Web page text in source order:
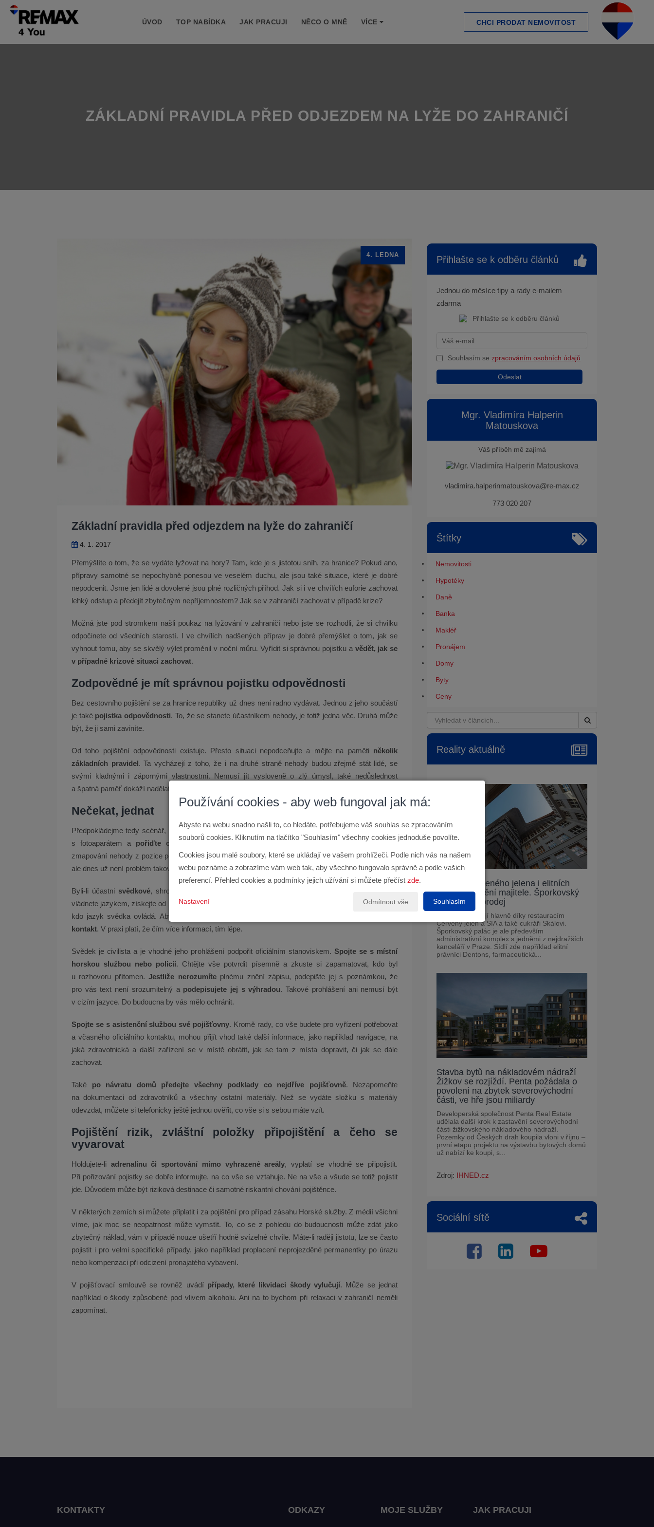
ÚVOD TOP NABÍDKA JAK PRACUJI NĚCO O MNĚ VÍCE CHCI PRODAT NEMOVITOST
ZÁKLADNÍ PRAVIDLA PŘED ODJEZDEM NA LYŽE DO ZAHRANIČÍ
Základní pravidla před odjezdem na lyže do zahraničí
4. 1. 2017
4. LEDNA
Přemýšlíte o tom, že se vydáte lyžovat na hory? Tam, kde je s jistotou sníh, za hranice? Pokud ano,
přípravy samotné se nepochybně ponesou ve veselém duchu, ale jsou také situace, které je dobré
nepodcenit. Jsme jen lidé a dovolené jsou plné rozličných příhod. Jak si i ve chvílích euforie zachovat
lehký odstup a předejít zbytečným nepříjemnostem? Jak se v zahraničí zachovat v případě krize?
Možná jste pod stromkem našli poukaz na lyžování v zahraničí nebo jste se rozhodli, že si chvilku
odpočinete od všedních starostí. I ve chvílích nadšených příprav je dobré přemýšlet o tom, jak se
vyhnout tomu, aby se skvělý výlet proměnil v noční můru. Vyřídit si správnou pojistku a vědět, jak se
v případné krizové situaci zachovat.
Zodpovědné je mít správnou pojistku odpovědnosti
Bez cestovního pojištění se za hranice republiky už dnes není radno vydávat. Jednou z jeho součástí
je také pojistka odpovědnosti. To, že se stanete účastníkem nehody, je totiž jedna věc. Druhá může
být, že ji sami zaviníte.
Od toho pojištění odpovědnosti existuje. Přesto situaci nepodceňujte a mějte na paměti několik
základních pravidel. Ta vycházejí z toho, že i na druhé straně nehody budou zřejmě stát lidé, se
svými kladnými i zápornými vlastnostmi. Nemusí jít vysloveně o zlý úmysl, také nedůslednost
a špatná paměť dokáží nadělat paseku.
Nečekat, jednat
Předpokládejme tedy scénář, kdy jste zavinili nehodu. Není třeba panikařit. V první řadě taste telefon
s fotoaparátem a pořiďte co nejdůkladnější fotodokumentaci celé situace
. Pro jednoduché
zmapování nehody z pozice pojišťovny není od věci například zapnout si zobrazení data ve fotografii,
ale dnes už není problém takovou informaci zjistit ze souboru dat zvaného „Exif“.
Byli-li účastni svědkové, shromážděte i od nich co nejvíce informací. Pokud jsou to krajané nebo
vládnete jazykem, získejte od nich třeba ipísemné prohlášení
. Pokud ne, požádejte o pomoc někoho,
kdo jazyk svědka ovládá. Aby svědek pro pojišťovnu nebyl pouhým přeludem, vezměte si na něj
kontakt. V praxi platí, že čím více informací, tím lépe.
Svědek je civilista a je vhodné jeho prohlášení podpořit oficiálním stanoviskem. Spojte se s místní
horskou službou nebo policií. Chtějte vše potvrdit písemně a zkuste si zapamatovat, kdo byl
u rozhovoru přítomen.Jestliže nerozumíteplnému znění zápisu, podepište jej s poznámkou, že
pro vás text není srozumitelný a podepisujete jej s výhradou. Takové prohlášení ani nemusí být
v cizím jazyce. Do budoucna by vás mělo ochránit.
Spojte se s asistenční službou své pojišťovny. Kromě rady, co vše budete pro vyřízení potřebovat
a včasného oficiálního kontaktu, mohou přijít vhod také další informace, jako například navigace, na
jaká zdravotnická a další zařízení se v místě obrátit, jak se tam z místa dopravit, či jak se dále
zachovat.
Také po návratu domů předejte všechny podklady co nejdříve pojišťovně. Nezapomeňte
na dokumentaci od zdravotníků a všechny ostatní materiály. Než se vydáte složku s materiály
odevzdat, můžete si telefonicky ještě jednou ověřit, co vše si s sebou máte vzít.
Pojištění rizik, zvláštní položky připojištění a čeho se
vyvarovat
Holdujete-li adrenalinu či sportování mimo vyhrazené areály, vyplatí se vhodně se připojistit.
Při pořizování pojistky se dobře informujte, na co vše se vztahuje. Ne na vše a všude se totiž pojistit
jde. Důvodem může být riziková destinace či samotné riskantní chování pojištěnce.
V některých zemích si můžete připlatit i za pojištění pro případ zásahu Horské služby. Z médií všichni
víme, jak moc se neopatrnost může vymstít. To, co se z pohledu do budoucnosti může zdát jako
zbytečný náklad, vám v případě nouze ušetří hodně svízelné chvíle. Máte-li raději jistotu, lze se často
pojistit i pro velmi specifické případy, jako například proplacení neprojezděné permanentky po úrazu
nebo kompenzaci při odcizení pronajatého vybavení.
V pojišťovací smlouvě se rovněž uvádí případy, které likvidaci škody vylučují. Může se jednat
například o škody způsobené pod vlivem alkoholu. Ani na to bychom při relaxaci v zahraničí neměli
zapomínat.
Přihlašte se k odběru článků
Jednou do měsíce tipy a rady e-mailem
zdarma
Souhlasím se zpracováním osobních údajů
Odeslat
Mgr. Vladimíra Halperin
Matouskova
Váš příběh mě zajímá
vladimira.halperinmatouskova@re-max.cz
773 020 207
Štítky
Nemovitosti
Hypotéky
Daně
Banka
Makléř
Pronájem
Domy
Byty
Ceny
Reality aktuálně
Domov Červeného jelena i elitních
právníků změní majitele. Šporkovský
palác je na prodej
Pražané ho znají hlavně díky restauracím
Červený jelen a SIA a také cukráři Skálovi.
Šporkovský palác je ale především
administrativní komplex s jedněmi z nejdražších
kanceláří v Praze. Sídlí zde například elitní
právníci Dentons, farmaceutická...
Stavba bytů na nákladovém nádraží
Žižkov se rozjíždí. Penta požádala o
povolení na zbytek severovýchodní
části, ve hře jsou miliardy
Developerská společnost Penta Real Estate
udělala další krok k zastavění severovýchodní
části žižkovského nákladového nádraží.
Pozemky od Českých drah koupila vloni v říjnu –
první etapu projektu na výstavbu bytových domů
už nabízí ke koupi, s...
Zdroj: IHNED.cz
Sociální sítě
KONTAKTY ODKAZY MOJE SLUŽBY JAK PRACUJI
Používání cookies - aby web fungoval jak má:
Abyste na webu snadno našli to, co hledáte, potřebujeme váš souhlas se zpracováním
souborů cookies. Kliknutím na tlačítko "Souhlasím" všechny cookies jednoduše povolíte.
Cookies jsou malé soubory, které se ukládají ve vašem prohlížeči. Podle nich vás na našem
webu poznáme a zobrazíme vám web tak, aby všechno fungovalo správně a podle vašich
preferencí. Přehled cookies a podmínky jejich užívání si můžete přečíst zde.
Nastavení Souhlasím
Odmítnout vše